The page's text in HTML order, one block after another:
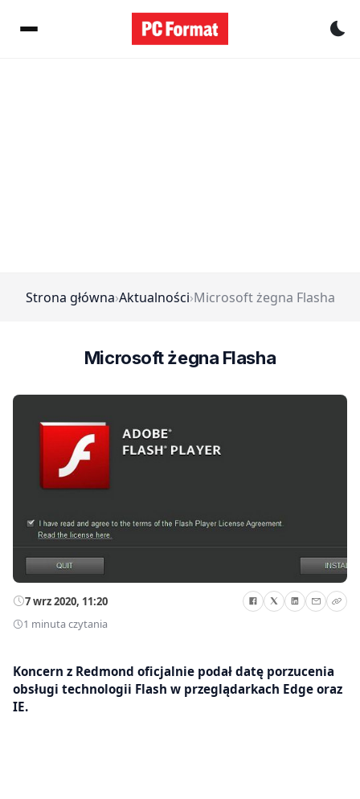
Strona główna›Aktualności›Microsoft żegna Flasha
Microsoft żegna Flasha
7 wrz 2020, 11:20
1 minuta czytania
Koncern z Redmond oficjalnie podał datę porzucenia
obsługi technologii Flash w przeglądarkach Edge oraz
IE.